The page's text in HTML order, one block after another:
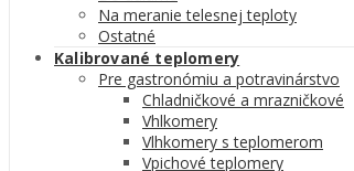
Na meranie telesnej teploty
Ostatné
Kalibrované teplomery
Pre gastronómiu a potravinárstvo
Chladničkové a mrazničkové
Vhlkomery
Vlhkomery s teplomerom
Vpichové teplomery